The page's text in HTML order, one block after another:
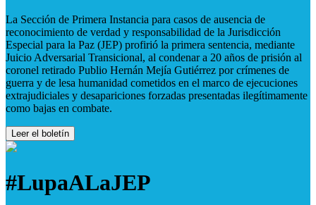
La Sección de Primera Instancia para casos de ausencia de
reconocimiento de verdad y responsabilidad de la Jurisdicción
Especial para la Paz (JEP) profirió la primera sentencia, mediante
Juicio Adversarial Transicional, al condenar a 20 años de prisión al
coronel retirado Publio Hernán Mejía Gutiérrez por crímenes de
guerra y de lesa humanidad cometidos en el marco de ejecuciones
extrajudiciales y desapariciones forzadas presentadas ilegítimamente
como bajas en combate.
Leer el boletín
#LupaALaJEP